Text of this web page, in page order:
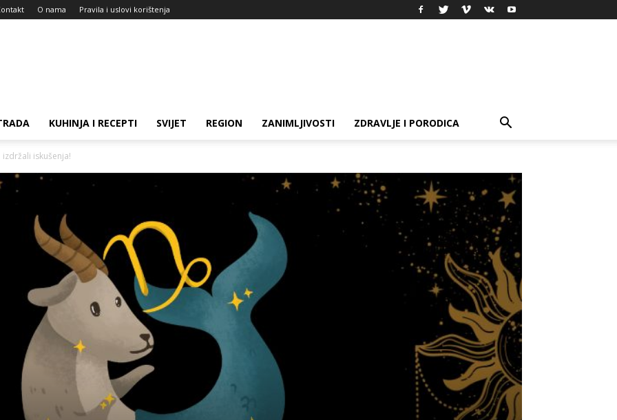
O nama Pravila i uslovi korištenja
KUHINJA I RECEPTI SVIJET REGION ZANIMLJIVOSTI ZDRAVLJE I PORODICA
izdržali iskušenja!